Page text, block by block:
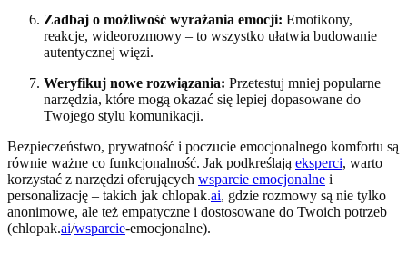
Zadbaj o możliwość wyrażania emocji: Emotikony,
reakcje, wideorozmowy – to wszystko ułatwia budowanie
autentycznej więzi.
Weryfikuj nowe rozwiązania: Przetestuj mniej popularne
narzędzia, które mogą okazać się lepiej dopasowane do
Twojego stylu komunikacji.
Bezpieczeństwo, prywatność i poczucie emocjonalnego komfortu są
równie ważne co funkcjonalność. Jak podkreślają eksperci, warto
korzystać z narzędzi oferujących wsparcie emocjonalne i
personalizację – takich jak chlopak.ai, gdzie rozmowy są nie tylko
anonimowe, ale też empatyczne i dostosowane do Twoich potrzeb
(chlopak.ai/wsparcie-emocjonalne).